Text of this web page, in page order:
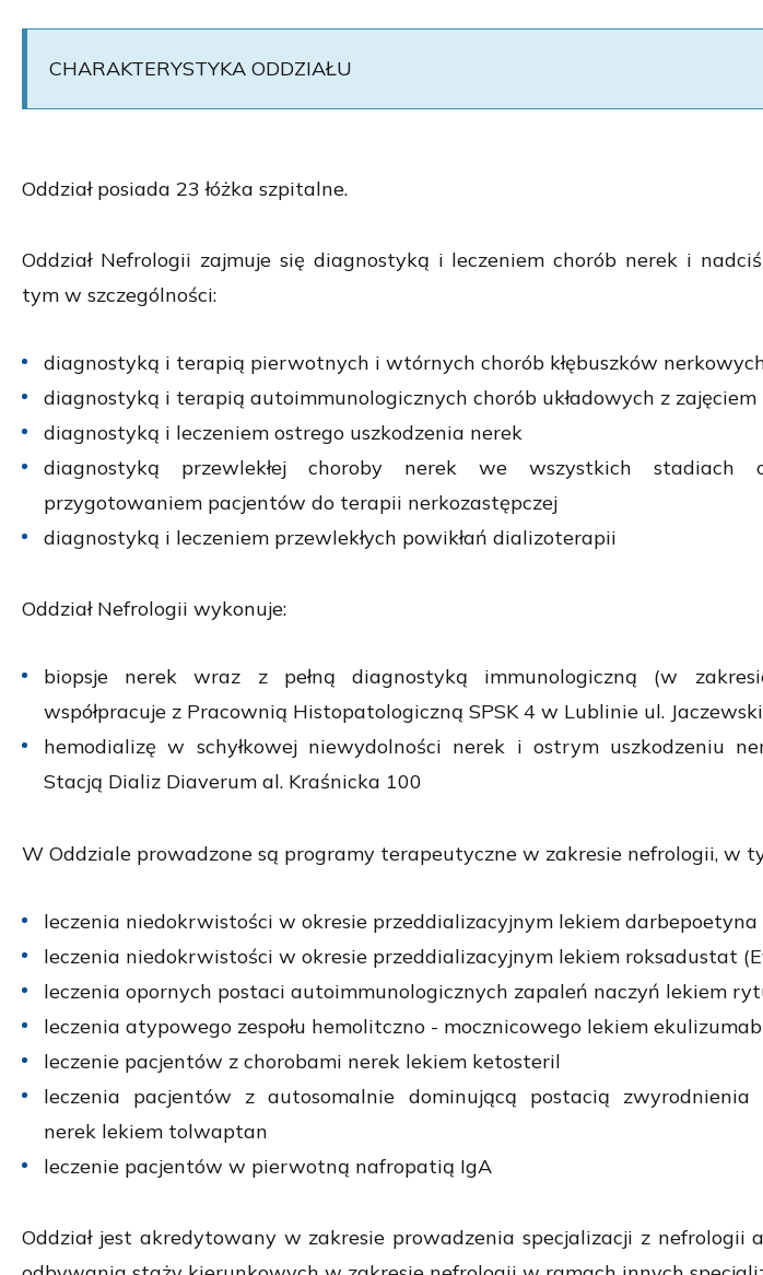
CHARAKTERYSTYKA ODDZIAŁU
Oddział posiada 23 łóżka szpitalne.
Oddział Nefrologii zajmuje się diagnostyką i leczeniem chorób nerek i
tym w szczególności:
diagnostyką i terapią pierwotnych i wtórnych chorób kłębuszków
diagnostyką i terapią autoimmunologicznych chorób układowych z zajęciem
diagnostyką i leczeniem ostrego uszkodzenia nerek
diagnostyką przewlekłej choroby nerek we wszystkich stadiach
przygotowaniem pacjentów do terapii nerkozastępczej
diagnostyką i leczeniem przewlekłych powikłań dializoterapii
Oddział Nefrologii wykonuje:
biopsje nerek wraz z pełną diagnostyką immunologiczną (w
współpracuje z Pracownią Histopatologiczną SPSK 4 w Lublinie ul.
hemodializę w schyłkowej niewydolności nerek i ostrym uszkodzeniu
Stacją Dializ Diaverum al. Kraśnicka 100
W Oddziale prowadzone są programy terapeutyczne w zakresie nefrologii, w
leczenia niedokrwistości w okresie przeddializacyjnym lekiem darbepoetyna
leczenia niedokrwistości w okresie przeddializacyjnym lekiem roksadustat
leczenia opornych postaci autoimmunologicznych zapaleń naczyń lekiem
leczenia atypowego zespołu hemolitczno - mocznicowego lekiem ekulizumab
leczenie pacjentów z chorobami nerek lekiem ketosteril
leczenia pacjentów z autosomalnie dominującą postacią zwyrodnienia
nerek lekiem tolwaptan
leczenie pacjentów w pierwotną nafropatią IgA
Oddział jest akredytowany w zakresie prowadzenia specjalizacji z nefrologii